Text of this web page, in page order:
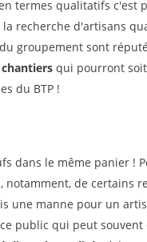
termes qualitatifs c'est
recherche d'artisans
groupement sont
chantiers qui pourront
du BTP !
dans le même panier !
notamment, de certains
une manne pour un
public qui peut